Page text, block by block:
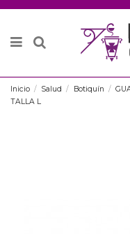
Inicio Salud Botiquín
TALLA L